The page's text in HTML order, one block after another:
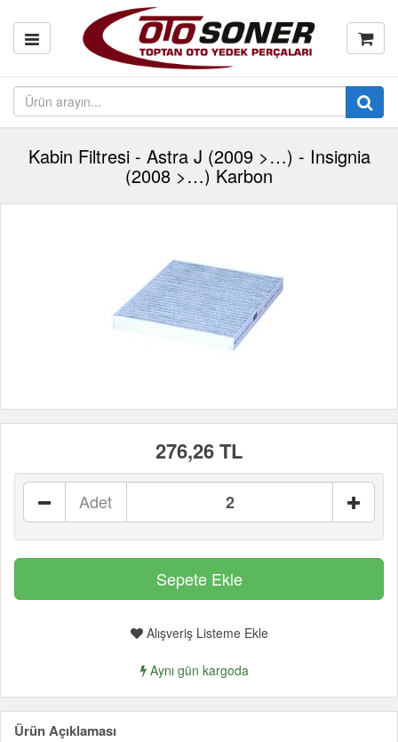
Kabin Filtresi - Astra J (2009 >…) - Insignia
(2008 >…) Karbon
276,26 TL
Adet
Alışveriş Listeme Ekle
Aynı gün kargoda
Ürün Açıklaması